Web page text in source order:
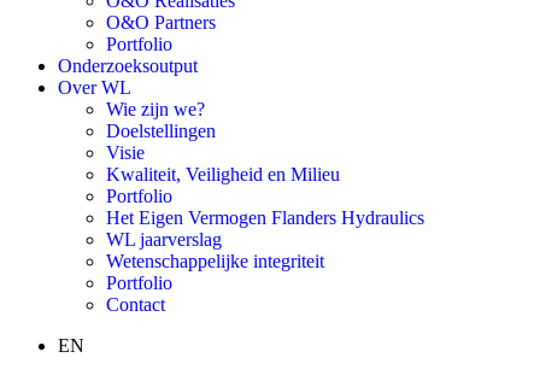
O&O Partners
Portfolio
Onderzoeksoutput
Over WL
Wie zijn we?
Doelstellingen
Visie
Kwaliteit, Veiligheid en Milieu
Portfolio
Het Eigen Vermogen Flanders Hydraulics
WL jaarverslag
Wetenschappelijke integriteit
Portfolio
Contact
EN